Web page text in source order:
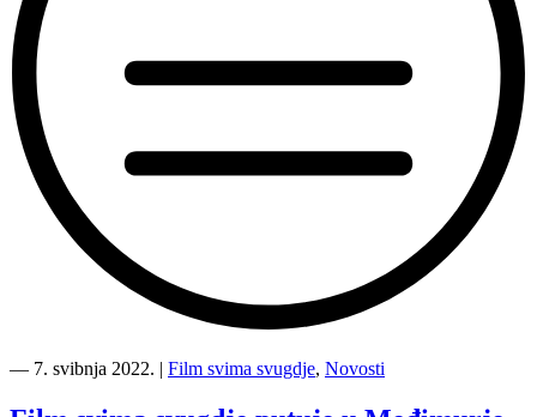
se
Film
― 7. svibnja 2022. | Film svima svugdje, Novosti